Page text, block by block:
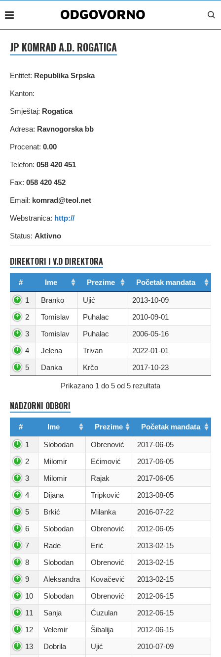
JP KOMRAD A.D. ROGATICA
Entitet: Republika Srpska
Kanton:
Smještaj: Rogatica
Adresa: Ravnogorska bb
Procenat: 0.00
Telefon: 058 420 451
Fax: 058 420 452
Email: komrad@teol.net
Webstranica: http://
Status: Aktivno
DIREKTORI I V.D DIREKTORA
# Ime Prezime Početak mandata
1 Branko Ujić
2013-10-09
2
Tomislav Puhalac
2010-09-01
3
Tomislav Puhalac
2006-05-16
4
Jelena Trivan
2022-01-01
5
Danka Krčo 2017-10-23
Prikazano 1 do 5 od 5 rezultata
NADZORNI ODBORI
# Ime Prezime Početak mandata
1 Slobodan Obrenović
2017-06-05
2
Milomir Ećimović
2017-06-05
3
Milomir Rajak
2017-06-05
4
Dijana Tripković
2013-08-05
5
Brkić Milanka
2016-07-22
6
Slobodan Obrenović
2012-06-05
7
Rade Erić
2013-02-15
8
Slobodan Obrenović
2013-02-15
9
Aleksandra Kovačević
2013-02-15
10
Slobodan Obrenović
2012-06-15
11
Sanja Ćuzulan
2012-06-15
12
Velemir Šibalija
2012-06-15
13
Dobrila Ujić
2010-07-09